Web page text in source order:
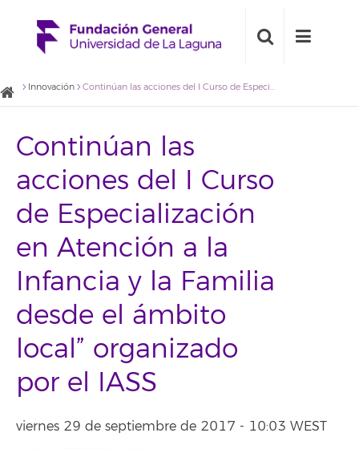
Innovación Continúan las acciones del I Curso de Especialización en Atención a la Infancia y la Familia desde el ámbito local” organizado por el IASS
Continúan las
acciones del I Curso
de Especialización
en Atención a la
Infancia y la Familia
desde el ámbito
local” organizado
por el IASS
viernes 29 de septiembre de 2017 - 10:03 WEST